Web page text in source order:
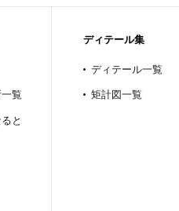
覧
と
ディテール集
ディテール一覧
矩計図一覧